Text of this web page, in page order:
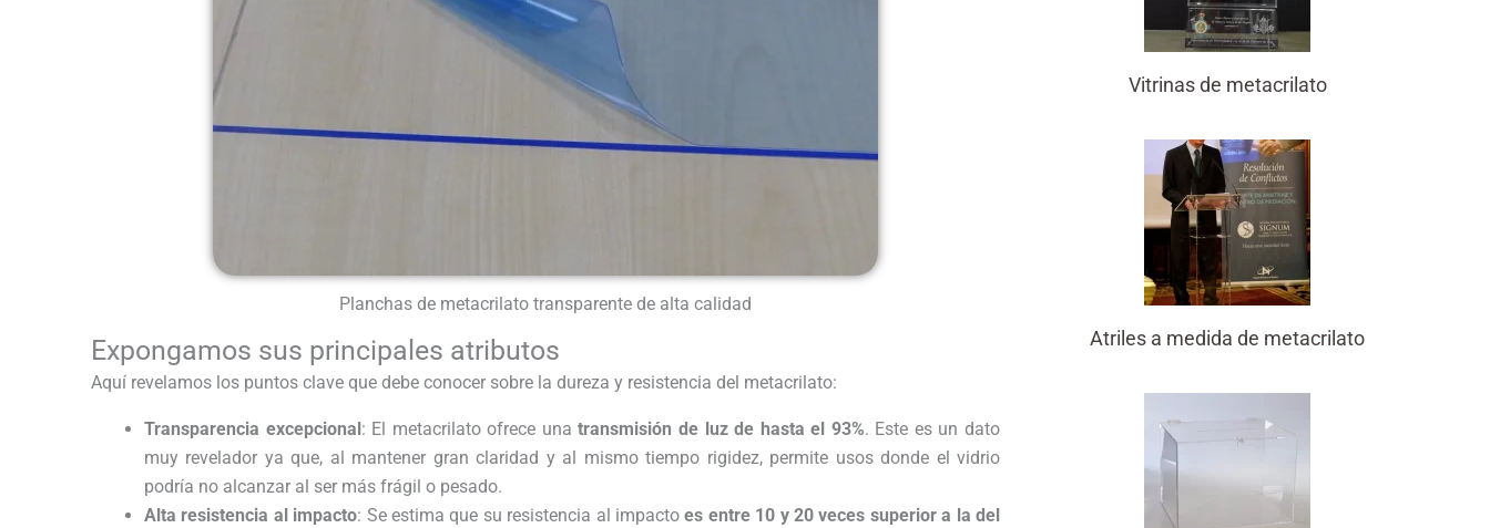
Planchas de metacrilato transparente de alta calidad
Expongamos sus principales atributos
Aquí revelamos los puntos clave que debe conocer sobre la dureza y resistencia del metacrilato:
Transparencia excepcional : El metacrilato ofrece unatransmisión de luz de hasta el 93%. Este es un dato
muy revelador ya que, al mantener gran claridad y al mismo tiempo rigidez, permite usos donde el vidrio
podría no alcanzar al ser más frágil o pesado.
Alta resistencia al impacto: Se estima que su resistencia al impactoes entre 10 y 20 veces superior a la del
Vitrinas de metacrilato
Atriles a medida de metacrilato